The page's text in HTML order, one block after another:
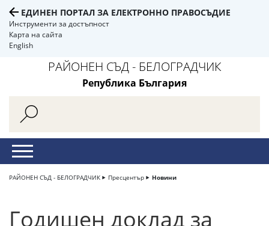
ЕДИНЕН ПОРТАЛ ЗА ЕЛЕКТРОННО ПРАВОСЪДИЕ
Инструменти за достъпност
Карта на сайта
English
РАЙОНЕН СЪД - БЕЛОГРАДЧИК
Република България
РАЙОНЕН СЪД - БЕЛОГРАДЧИК Пресцентър Новини
Годишен доклад за